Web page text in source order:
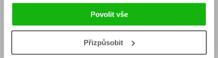
Povolit vše
Přizpůsobit
KONTAKTY
Sídlo společnosti
Kontakty Albatros Media